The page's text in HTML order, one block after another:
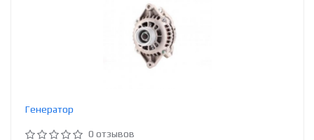
Генератор
0 отзывов